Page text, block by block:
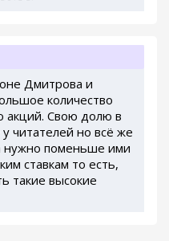
Дмитрова и
количество
акций. Свою долю в
читателей но всё же
нужно поменьше ими
ставкам то есть,
такие высокие